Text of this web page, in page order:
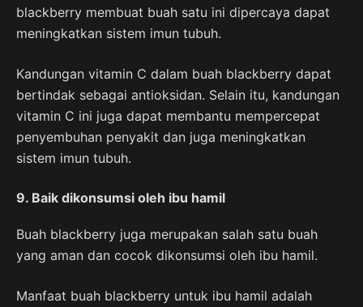
blackberry membuat buah satu ini dipercaya dapat
meningkatkan sistem imun tubuh.
Kandungan vitamin C dalam buah blackberry dapat
bertindak sebagai antioksidan. Selain itu, kandungan
vitamin C ini juga dapat membantu mempercepat
penyembuhan penyakit dan juga meningkatkan
sistem imun tubuh.
9. Baik dikonsumsi oleh ibu hamil
Buah blackberry juga merupakan salah satu buah
yang aman dan cocok dikonsumsi oleh ibu hamil.
Manfaat buah blackberry untuk ibu hamil adalah